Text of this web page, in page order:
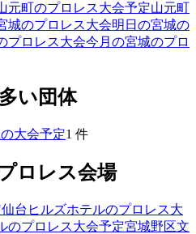
元町のプロレス大会予定山元町
城のプロレス大会明日の宮城の
プロレス大会今月の宮城のプロ
い団体
の大会予定1 件
ロレス会場
仙台ヒルズホテルのプロレス大
のプロレス大会予定宮城野区文